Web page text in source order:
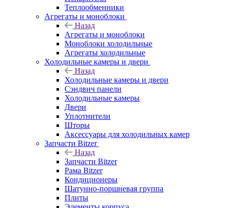
Теплообменники
Агрегаты и моноблоки
Назад
Агрегаты и моноблоки
Моноблоки холодильные
Агрегаты холодильные
Холодильные камеры и двери
Назад
Холодильные камеры и двери
Сэндвич панели
Холодильные камеры
Двери
Уплотнители
Шторы
Аксессуары для холодильных камер
Запчасти Bitzer
Назад
Запчасти Bitzer
Рама Bitzer
Кондиционеры
Шатунно-поршневая группа
Плиты